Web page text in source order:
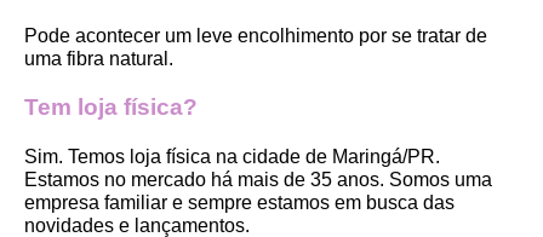
Pode acontecer um leve encolhimento por se tratar de
uma fibra natural.
Tem loja física?
Sim. Temos loja física na cidade de Maringá/PR.
Estamos no mercado há mais de 35 anos. Somos uma
empresa familiar e sempre estamos em busca das
novidades e lançamentos.